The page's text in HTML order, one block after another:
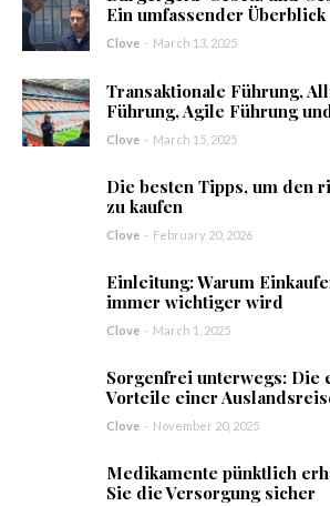
Ein umfassender Überblick
Clove - March 13, 2025
Transaktionale Führung,
Führung, Agile Führung
Clove - March 15, 2025
Die besten Tipps, um den
zu kaufen
Clove - February 20, 2026
Einleitung: Warum
immer wichtiger wird
Clove - March 1, 2025
Sorgenfrei unterwegs: Die
Vorteile einer
Clove - November 20, 2025
Medikamente pünktlich
Sie die Versorgung sicher